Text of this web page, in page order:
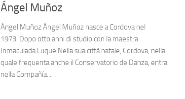
Ángel Muñoz
Ángel Muñoz Ángel Muñoz nasce a Cordova nel
1973. Dopo otto anni di studio con la maestra
Inmaculada Luque Nella sua città natale, Cordova, nella
quale frequenta anche il Conservatorio de Danza, entra
nella Compañía...